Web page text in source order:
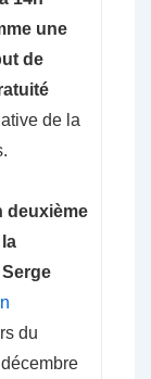
une
de
de la
deuxième
du